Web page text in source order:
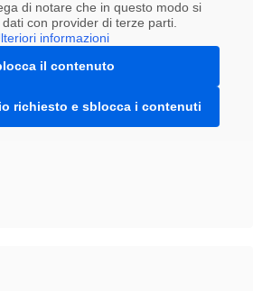
di notare che in questo modo si
con provider di terze parti.
informazioni
il contenuto
richiesto e sblocca i contenuti